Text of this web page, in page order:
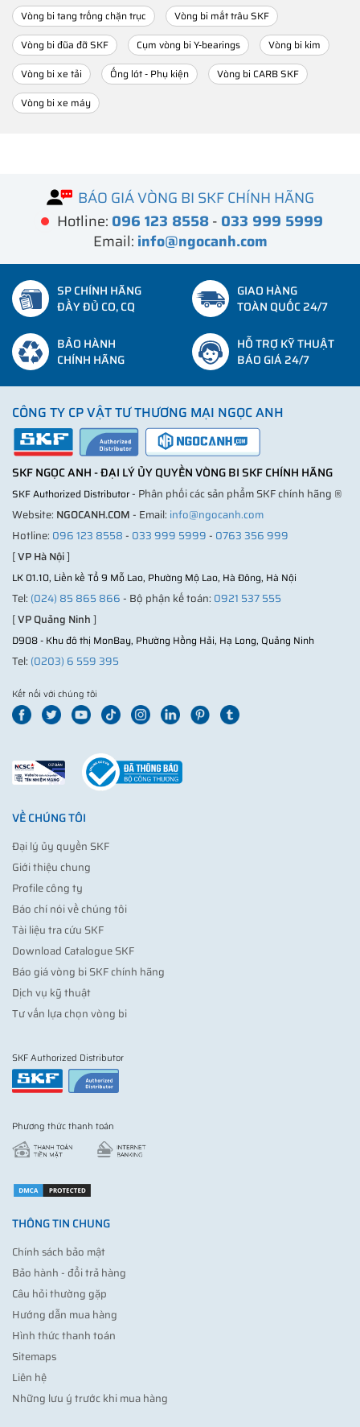
Vòng bi tang trống chặn trục
Vòng bi mắt trâu SKF
Vòng bi đũa đỡ SKF
Cụm vòng bi Y-bearings
Vòng bi kim
Vòng bi xe tải
Ống lót - Phụ kiện
Vòng bi CARB SKF
Vòng bi xe máy
BÁO GIÁ VÒNG BI SKF CHÍNH HÃNG
Hotline: 096 123 8558- 033 999 5999
Email: info@ngocanh.com
SP CHÍNH HÃNG
ĐẦY ĐỦ CO, CQ
GIAO HÀNG
TOÀN QUỐC 24/7
BẢO HÀNH
CHÍNH HÃNG
HỖ TRỢ KỸ THUẬT
BÁO GIÁ 24/7
CÔNG TY CP VẬT TƯ THƯƠNG MẠI NGỌC ANH
SKF NGỌC ANH - ĐẠI LÝ ỦY QUYỀN VÒNG BI SKF CHÍNH HÃNG
SKF Authorized Distributor- Phân phối các sản phẩm SKF chính hãng ®
Website: NGOCANH.COM- Email: info@ngocanh.com
Hotline: 096 123 8558- 033 999 5999- 0763 356 999
[VP Hà Nội]
LK 01.10, Liền kề Tổ 9 Mỗ Lao, Phường Mộ Lao, Hà Đông, Hà Nội
Tel: (024) 85 865 866- Bộ phận kế toán: 0921 537 555
[VP Quảng Ninh]
D908 - Khu đô thị MonBay, Phường Hồng Hải, Hạ Long, Quảng Ninh
Tel: (0203) 6 559 395
Kết nối với chúng tôi
VỀ CHÚNG TÔI
Đại lý ủy quyền SKF
Giới thiệu chung
Profile công ty
Báo chí nói về chúng tôi
Tài liệu tra cứu SKF
Download Catalogue SKF
Báo giá vòng bi SKF chính hãng
Dịch vụ kỹ thuật
Tư vấn lựa chọn vòng bi
SKF Authorized Distributor
Phương thức thanh toán
THÔNG TIN CHUNG
Chính sách bảo mật
Bảo hành - đổi trả hàng
Câu hỏi thường gặp
Hướng dẫn mua hàng
Hình thức thanh toán
Sitemaps
Liên hệ
Những lưu ý trước khi mua hàng